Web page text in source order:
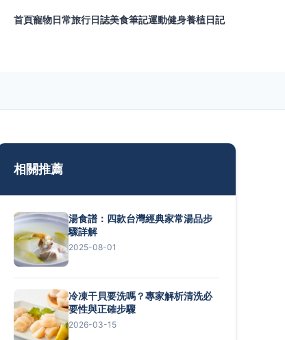
首頁寵物日常旅行日誌美食筆記運動健身養植日記
相關推薦
湯食譜：四款台灣經典家常湯品步
驟詳解
2025-08-01
冷凍干貝要洗嗎？專家解析清洗必
要性與正確步驟
2026-03-15